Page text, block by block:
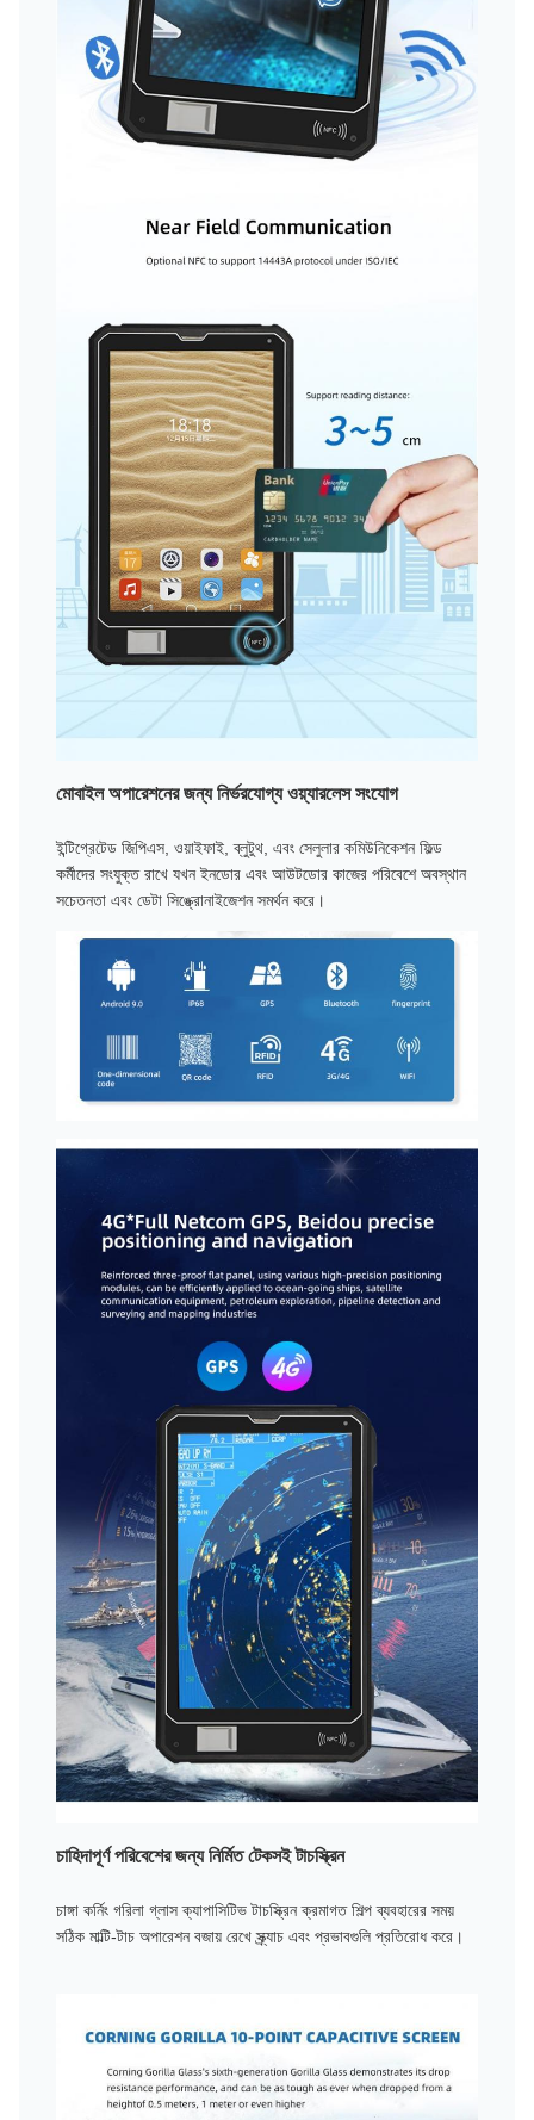
মোবাইল অপারেশনের জন্য নির্ভরযোগ্য ওয়্যারলেস সংযোগ
ইন্টিগ্রেটেড জিপিএস, ওয়াইফাই, ব্লুটুথ, এবং সেলুলার কমিউনিকেশন ফিল্ড
কর্মীদের সংযুক্ত রাখে যখন ইনডোর এবং আউটডোর কাজের পরিবেশে অবস্থান
সচেতনতা এবং ডেটা সিঙ্ক্রোনাইজেশন সমর্থন করে।
চাহিদাপূর্ণ পরিবেশের জন্য নির্মিত টেকসই টাচস্ক্রিন
চাঙ্গা কর্নিং গরিলা গ্লাস ক্যাপাসিটিভ টাচস্ক্রিন ক্রমাগত শিল্প ব্যবহারের সময়
সঠিক মাল্টি-টাচ অপারেশন বজায় রেখে স্ক্র্যাচ এবং প্রভাবগুলি প্রতিরোধ করে।